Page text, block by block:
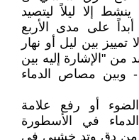
إلا ليلاً ليتصيد
أبداً على مدى الأربع
بين ليل أو نهار
من "الإشارة إليه بين
وبين مصاص الدماء
أو رفع علامة
في الأسطورة
من دق وتد خشبي في